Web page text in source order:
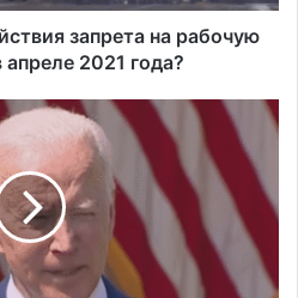
запрета на рабочую
2021 года?